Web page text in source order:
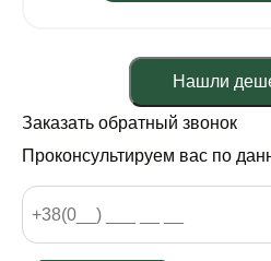
Нашли
Заказать обратный звонок
Проконсультируем вас по